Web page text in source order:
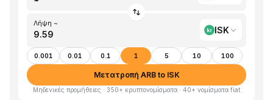
Λήψη ~
ISK
0.001 0.01 0.1 1 5 10 100
Μετατροπή ARB to ISK
Μηδενικές προμήθειες · 350+ κρυπτονομίσματα · 40+ νομίσματα fiat